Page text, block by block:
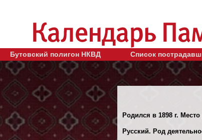
Бутовский полигон НКВД Список
Родился в 1898 г.
Русский. Род